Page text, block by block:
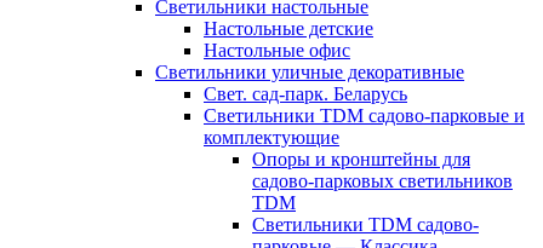
Светильники настольные
Настольные детские
Настольные офис
Светильники уличные декоративные
Свет. сад-парк. Беларусь
Светильники TDM садово-парковые и
комплектующие
Опоры и кронштейны для
садово-парковых светильников
TDM
Светильники TDM садово-